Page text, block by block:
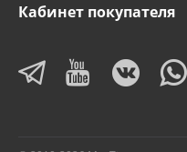
Кабинет покупателя